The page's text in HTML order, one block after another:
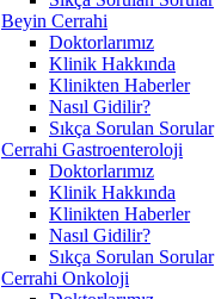
Beyin Cerrahi
Doktorlarımız
Klinik Hakkında
Klinikten Haberler
Nasıl Gidilir?
Sıkça Sorulan Sorular
Cerrahi Gastroenteroloji
Doktorlarımız
Klinik Hakkında
Klinikten Haberler
Nasıl Gidilir?
Sıkça Sorulan Sorular
Cerrahi Onkoloji